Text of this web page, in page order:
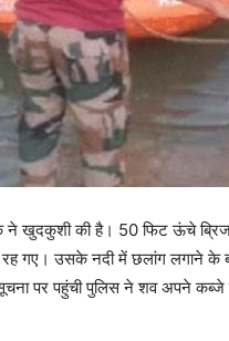
ने खुदकुशी की है। 50 फिट ऊंचे
गए। उसके नदी में छलांग लगाने के
पर पहुंची पुलिस ने शव अपने कब्जे